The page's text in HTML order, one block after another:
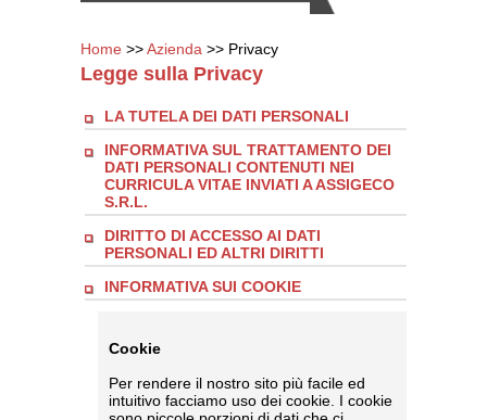
Home >>Azienda >> Privacy
Legge sulla Privacy
LA TUTELA DEI DATI PERSONALI
INFORMATIVA SUL TRATTAMENTO DEI
DATI PERSONALI CONTENUTI NEI
CURRICULA VITAE INVIATI A ASSIGECO
S.R.L.
DIRITTO DI ACCESSO AI DATI
PERSONALI ED ALTRI DIRITTI
INFORMATIVA SUI COOKIE
Cookie
Per rendere il nostro sito più facile ed
intuitivo facciamo uso dei cookie. I cookie